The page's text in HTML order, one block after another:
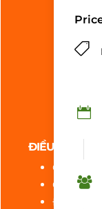
ĐIỀU KHOẢN
Chính
Chính
Điều